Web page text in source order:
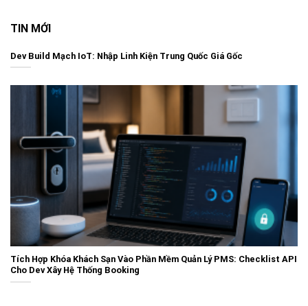
TIN MỚI
Dev Build Mạch IoT: Nhập Linh Kiện Trung Quốc Giá Gốc
Tích Hợp Khóa Khách Sạn Vào Phần Mềm Quản Lý PMS: Checklist API
Cho Dev Xây Hệ Thống Booking